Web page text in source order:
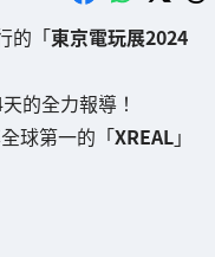
的「東京電玩展2024
的全力報導！
球第一的「XREAL」